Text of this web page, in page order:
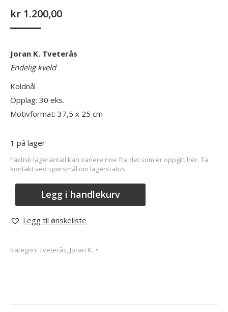
kr 1.200,00
Joran K. Tveterås
Endelig kveld
Koldnål
Opplag: 30 eks.
Motivformat: 37,5 x 25 cm
1 på lager
Faktisk lagerantall kan variere noe fra det som er oppgitt her. Ta
kontakt ved spørsmål om lagerstatus.
Legg i handlekurv
Legg til ønskeliste
Kategori: Tveterås, Joran K.